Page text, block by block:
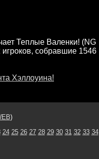
Теплые Валенки! (NG
игроков, собравшие 1546
Хэллоуина!
)
24 25 26 27 28 29 30 31 32 33 34